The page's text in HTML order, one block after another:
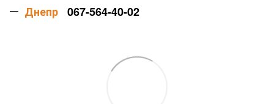
Днепр 067-564-40-02